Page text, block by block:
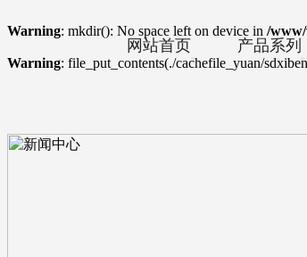
Warning: mkdir(): No space left on device in /
Warning: file_put_contents(./cachefile_yuan/
网站首页 产品系列